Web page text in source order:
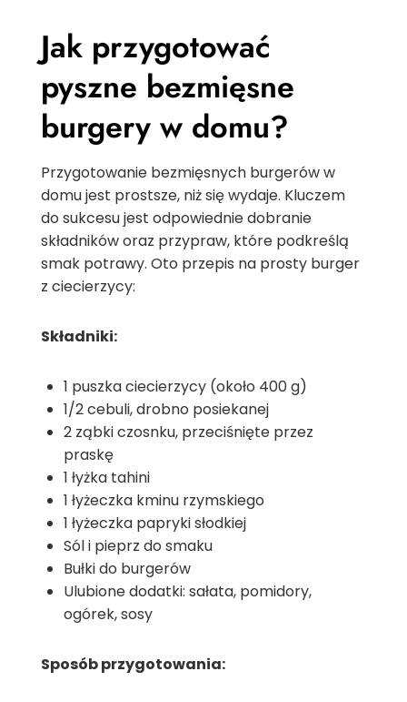
Jak przygotować
pyszne bezmięsne
burgery w domu?
Przygotowanie bezmięsnych burgerów w
domu jest prostsze, niż się wydaje. Kluczem
do sukcesu jest odpowiednie dobranie
składników oraz przypraw, które podkreślą
smak potrawy. Oto przepis na prosty burger
z ciecierzycy:
Składniki:
1 puszka ciecierzycy (około 400 g)
1/2 cebuli, drobno posiekanej
2 ząbki czosnku, przeciśnięte przez
praskę
1 łyżka tahini
1 łyżeczka kminu rzymskiego
1 łyżeczka papryki słodkiej
Sól i pieprz do smaku
Bułki do burgerów
Ulubione dodatki: sałata, pomidory,
ogórek, sosy
Sposób przygotowania: